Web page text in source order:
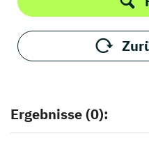
Ergebnisse (0):